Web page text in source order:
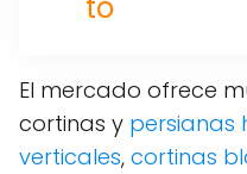
El mercado ofrece
cortinas y persianas
verticales, cortinas